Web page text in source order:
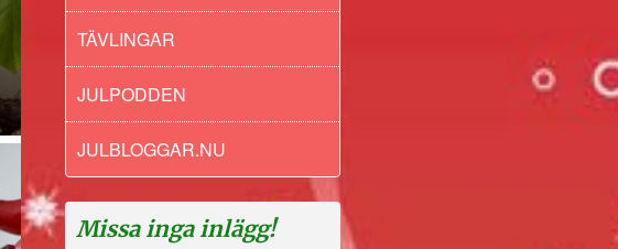
TÄVLINGAR
JULPODDEN
JULBLOGGAR.NU
Missa inga inlägg!